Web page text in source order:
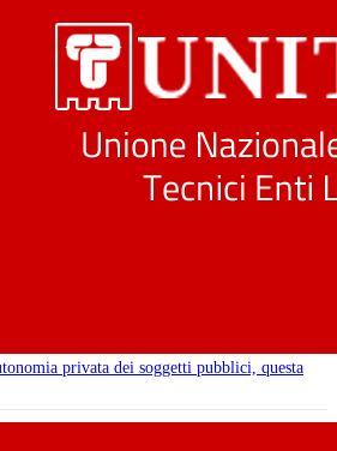
privata dei soggetti pubblici, questa